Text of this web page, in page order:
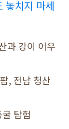
놓치지 마세
과 강이 어우
, 전남 청산
탐험